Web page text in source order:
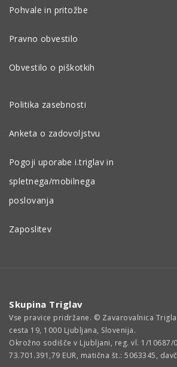
Pohvale in pritožbe
Pravno obvestilo
Obvestilo o piškotkih
Politika zasebnosti
Anketa o zadovoljstvu
Pogoji uporabe i.triglav in
spletnega/mobilnega
poslovanja
Zaposlitev
Skupina Triglav
Vse pravice pridržane. © Zavarovalnica
cesta 19, 1000 Ljubljana, Slovenija.
Okrožno sodišče v Ljubljani, reg. vl. 1/10687/
73.701.391,79 EUR, matična št.: 5063345,